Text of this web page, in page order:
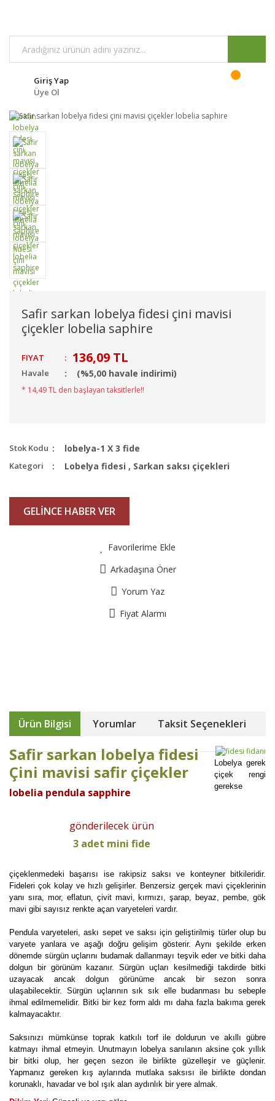
Giriş Yap
Üye Ol
Safir sarkan lobelya fidesi çini mavisi
çiçekler lobelia saphire
FIYAT : 136,09 TL
Havale (%5,00 havale indirimi)
* 14,49 TL den başlayan taksitlerle!!
Stok Kodu lobelya-1 X 3 fide
Kategori Lobelya fidesi , Sarkan saksı çiçekleri
GELİNCE HABER VER
Favorilerime Ekle
Arkadaşına Öner
Yorum Yaz
Fiyat Alarmı
Ürün Bilgisi Yorumlar Taksit Seçenekleri
Safir sarkan lobelya fidesi
Çini mavisi safir çiçekler
lobelia pendula sapphire
gönderilecek ürün
3 adet mini fide
Lobelya gerek
çiçek rengi
gerekse
çiçeklenmedeki başarısı ise rakipsiz saksı ve konteyner bitkileridir.
Fideleri çok kolay ve hızlı gelişirler. Benzersiz gerçek mavi çiçeklerinin
yanı sıra, mor, eflatun, çivit mavi, kırmızı, şarap, beyaz, pembe, gök
mavi gibi sayısız renkte açan varyeteleri vardır.
Pendula varyeteleri, askı sepet ve saksı için geliştirilmiş türler olup bu
varyete yanlara ve aşağı doğru gelişim gösterir. Aynı şekilde erken
dönemde sürgün uçlarını budamak dallanmayı teşvik eder ve bitki daha
dolgun bir görünüm kazanır. Sürgün uçları kesilmediği takdirde bitki
uzayacak ancak dolgun görünüme ancak bir sezon sonra
ulaşabilecektir. Sürgün uçlarının sık sık elle budanması bu sebeple
ihmal edilmemelidir. Bitki bir kez form aldı mı daha fazla bakıma gerek
kalmayacaktır.
Saksınızı mümkünse toprak katkılı torf ile doldurun ve akıllı gübre
katmayı ihmal etmeyin. Unutmayın lobelya sanılanın aksine çok yıllık
bir bitki olup, her geçen sezon ile birlikte güzelleşir ve güçlenir.
Yapmanız gereken kış aylarında mutlaka saksısı ile birlikte dondan
korunaklı, havadar ve bol ışık alan aydınlık bir yere almak.